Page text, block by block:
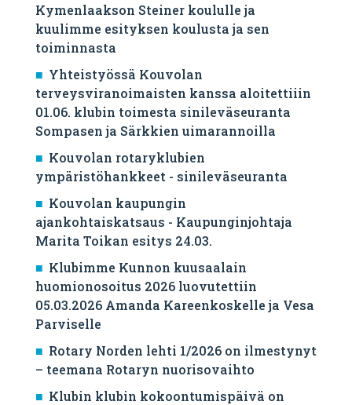
Kymenlaakson Steiner koululle ja
kuulimme esityksen koulusta ja sen
toiminnasta
Yhteistyössä Kouvolan
terveysviranoimaisten kanssa aloitettiiin
01.06. klubin toimesta sinileväseuranta
Sompasen ja Särkkien uimarannoilla
Kouvolan rotaryklubien
ympäristöhankkeet - sinileväseuranta
Kouvolan kaupungin
ajankohtaiskatsaus - Kaupunginjohtaja
Marita Toikan esitys 24.03.
Klubimme Kunnon kuusaalain
huomionosoitus 2026 luovutettiin
05.03.2026 Amanda Kareenkoskelle ja Vesa
Parviselle
​Rotary Norden lehti 1/2026 on ilmestynyt
– teemana Rotaryn nuorisovaihto
Klubin klubin kokoontumispäivä on